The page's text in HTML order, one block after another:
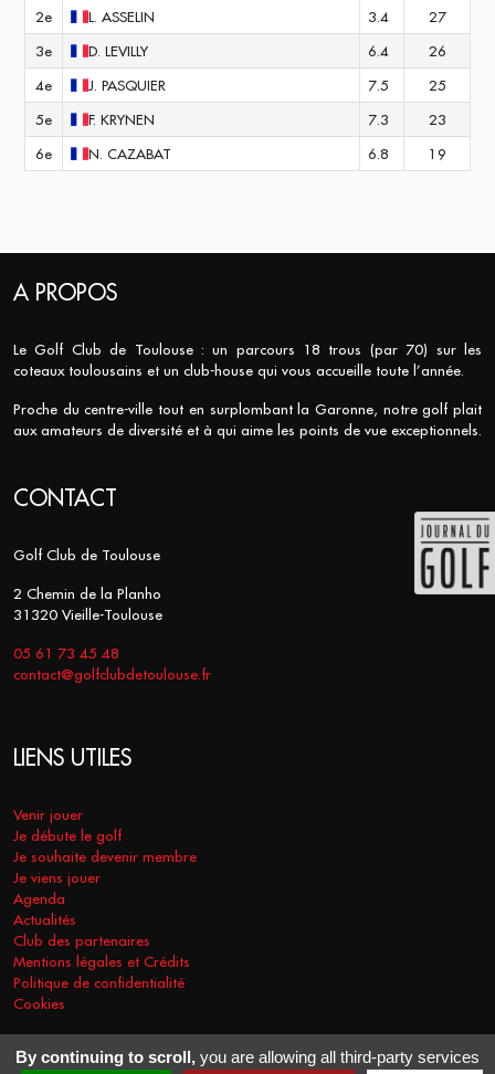
2e
L. ASSELIN 3.4
27
3e
D. LEVILLY 6.4
26
4e
J. PASQUIER 7.5
25
5e
F. KRYNEN 7.3
23
6e
N. CAZABAT 6.8 19
A PROPOS
Le Golf Club de Toulouse : un parcours 18 trous (par 70) sur les
coteaux toulousains et un club-house qui vous accueille toute l’année.
Proche du centre-ville tout en surplombant la Garonne, notre golf plait
aux amateurs de diversité et à qui aime les points de vue exceptionnels.
CONTACT
Golf Club de Toulouse
2 Chemin de la Planho
31320 Vieille-Toulouse
05 61 73 45 48
contact@golfclubdetoulouse.fr
LIENS UTILES
Venir jouer
Je débute le golf
Je souhaite devenir membre
Je viens jouer
Agenda
Actualités
Club des partenaires
Mentions légales et Crédits
Politique de confidentialité
Cookies
By continuing to scroll, you are allowing all third-party services